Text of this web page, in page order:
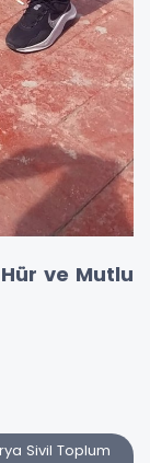
ve Mutlu
Sivil Toplum